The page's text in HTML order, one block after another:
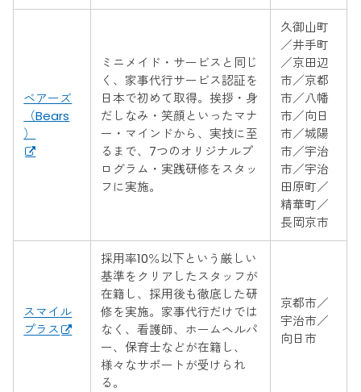
ベアーズ
（Bears
）
ミニメイド・サービスと同じ
く、家事代行サービス認証を
日本で初めて取得。挨拶・身
だしなみ・笑顔といったマナ
ー・マインドから、実技に至
るまで、7つのオリジナルプ
ログラム・実践研修をスタッ
フに実施。
久御山町
／井手町
／京田辺
市／京都
市／八幡
市／向日
市／城陽
市／宇治
市／宇治
田原町／
精華町／
長岡京市
スマイル
プラス
採用率10％以下という厳しい
基準をクリアしたスタッフが
在籍し、採用後も徹底した研
修を実施。家事代行だけでは
なく、看護師、ホームヘルパ
ー、保育士などが在籍し、
様々なサポートが受けられ
る。
京都市／
宇治市／
向日市